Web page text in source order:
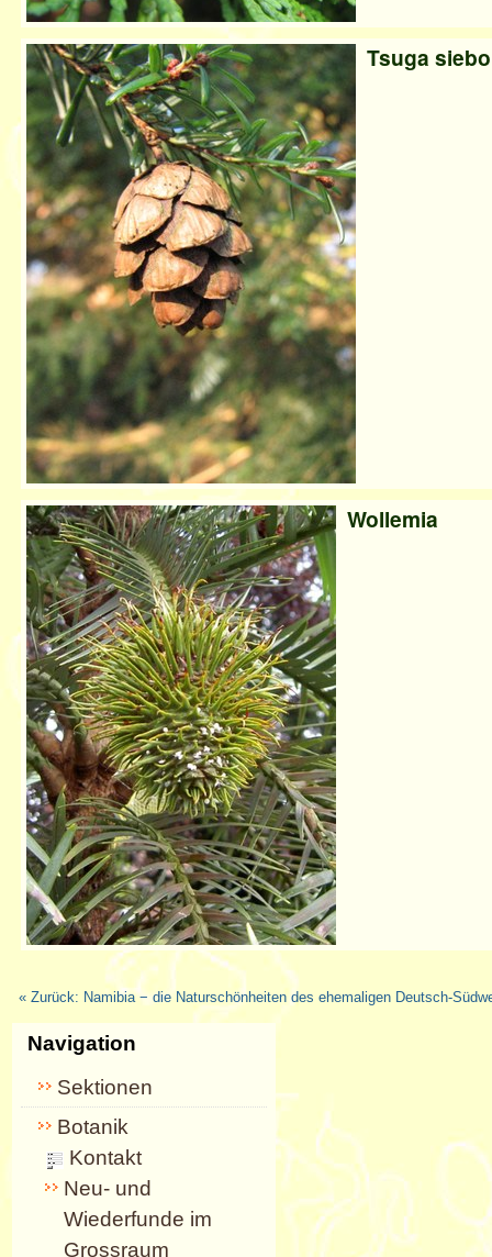
Tsuga
Wollemia
« Zurück: Namibia − die Naturschönheiten des ehemaligen Deutsch-
Navigation
Sektionen
Botanik
Kontakt
Neu- und
Wiederfunde im
Grossraum